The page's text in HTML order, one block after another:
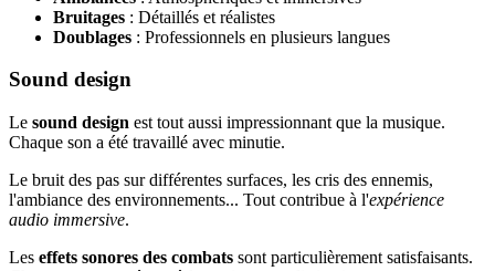
Bruitages : Détaillés et réalistes
Doublages : Professionnels en plusieurs langues
Sound design
Le sound design est tout aussi impressionnant que la musique.
Chaque son a été travaillé avec minutie.
Le bruit des pas sur différentes surfaces, les cris des ennemis,
l'ambiance des environnements... Tout contribue à l'expérience
audio immersive.
Les effets sonores des combats sont particulièrement satisfaisants.